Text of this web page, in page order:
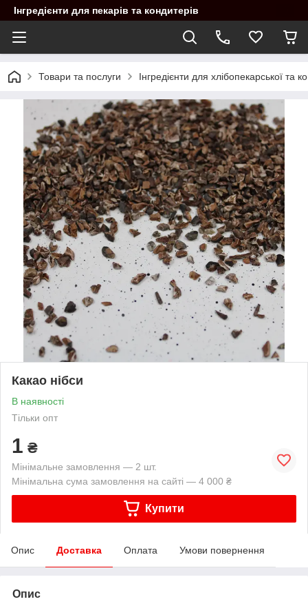
Інгредієнти для пекарів та кондитерів
Товари та послуги Інгредієнти для хлібопекарської та
Какао нібси
В наявності
Тільки опт
1 ₴
Мінімальне замовлення — 2 шт.
Мінімальна сума замовлення на сайті — 4 000 ₴
Купити
Опис Доставка Оплата Умови повернення
Опис